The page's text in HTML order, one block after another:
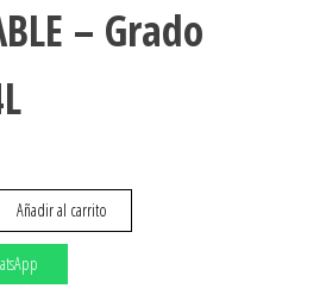
– Grado
Añadir al carrito